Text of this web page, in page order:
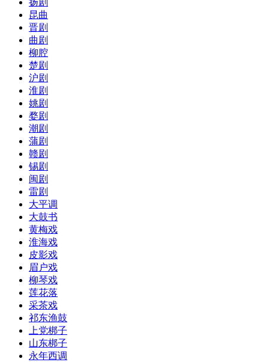
扬剧
昆曲
晋剧
曲剧
柳腔
楚剧
沪剧
淮剧
姚剧
婺剧
潮剧
蒲剧
赣剧
锡剧
闽剧
雷剧
大平调
大鼓书
黄梅戏
淮海戏
皮影戏
眉户戏
柳琴戏
莲花落
采茶戏
祁东渔鼓
上党梆子
山东梆子
永年西调